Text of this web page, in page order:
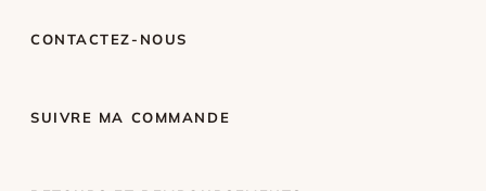
CONTACTEZ-NOUS
SUIVRE MA COMMANDE